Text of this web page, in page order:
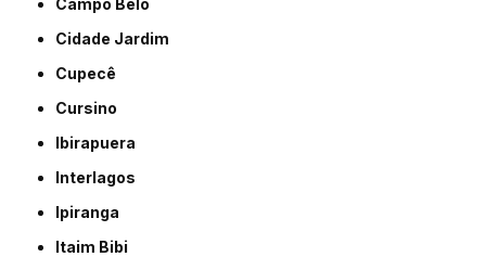
Cidade Jardim
Cupecê
Cursino
Ibirapuera
Interlagos
Ipiranga
Itaim Bibi